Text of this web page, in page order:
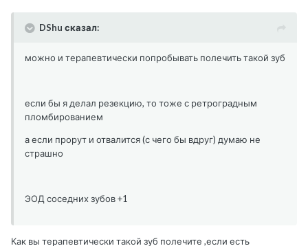
DShu сказал:
можно и терапевтически попробывать полечить такой зуб
если бы я делал резекцию, то тоже с ретроградным
пломбированием
а если прорут и отвалится (с чего бы вдруг) думаю не
страшно
ЭОД соседних зубов +1
Как вы терапевтически такой зуб полечите ,если есть